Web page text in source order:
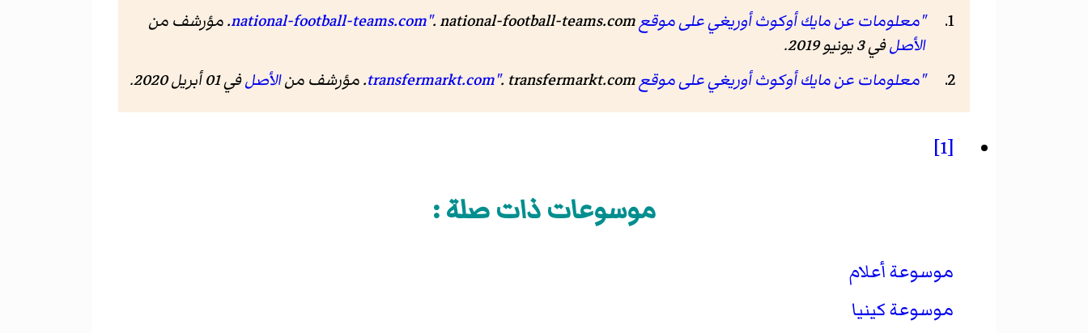
"معلومات عن مايك أوكوث أوريغي على موقع national-football-teams.com". national-football-teams.com. مؤرشف من
الأصلفي 3 يونيو 2019.
"معلومات عن مايك أوكوث أوريغي على موقع transfermarkt.com". transfermarkt.com. مؤرشف من الأصلفي 01 أبريل 2020.
[1]
موسوعات ذات صلة :
موسوعة أعلام
موسوعة كينيا